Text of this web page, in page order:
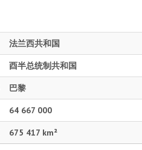
法兰西共和国
酉半总统制共和国
巴黎
64 667 000
675 417 km²